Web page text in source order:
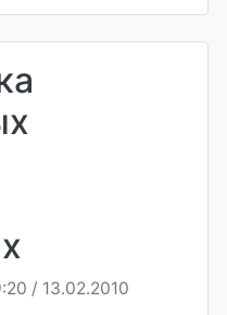
/ 13.02.2010